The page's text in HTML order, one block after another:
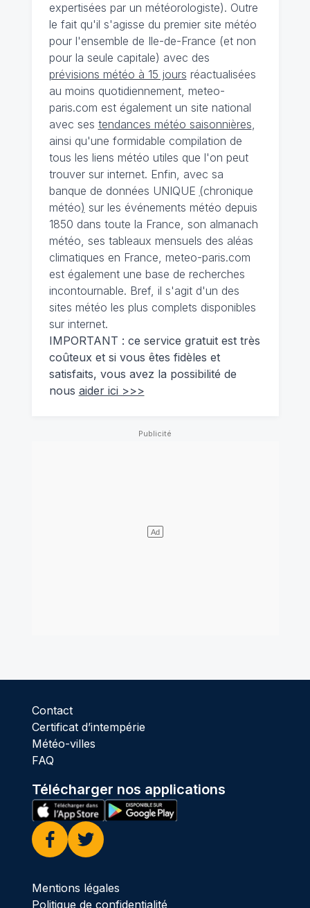
expertisées par un météorologiste). Outre
le fait qu'il s'agisse du premier site météo
pour l'ensemble de Ile-de-France (et non
pour la seule capitale) avec des
prévisions météo à 15 jours réactualisées
au moins quotidiennement, meteo-
paris.com est également un site national
avec ses tendances météo saisonnières,
ainsi qu'une formidable compilation de
tous les liens météo utiles que l'on peut
trouver sur internet. Enfin, avec sa
banque de données UNIQUE (chronique
météo) sur les événements météo depuis
1850 dans toute la France, son almanach
météo, ses tableaux mensuels des aléas
climatiques en France, meteo-paris.com
est également une base de recherches
incontournable. Bref, il s'agit d'un des
sites météo les plus complets disponibles
sur internet.
IMPORTANT : ce service gratuit est très
coûteux et si vous êtes fidèles et
satisfaits, vous avez la possibilité de
nous aider ici >>>
Contact
Certificat d’intempérie
Météo-villes
FAQ
Télécharger nos applications
Facebook
Twitter
Mentions légales
Politique de confidentialité